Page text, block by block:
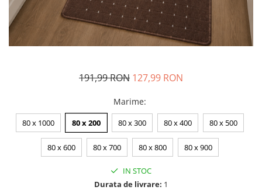
191,99 RON 127,99 RON
Marime:
80 x 1000 80 x 200 80 x 300 80 x 400 80 x 500
80 x 600 80 x 700 80 x 800 80 x 900
IN STOC
Durata de livrare: 1